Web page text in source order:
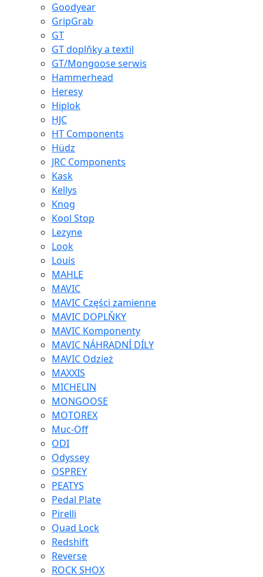
Goodyear
GripGrab
GT
GT doplňky a textil
GT/Mongoose serwis
Hammerhead
Heresy
Hiplok
HJC
HT Components
Hüdz
JRC Components
Kask
Kellys
Knog
Kool Stop
Lezyne
Look
Louis
MAHLE
MAVIC
MAVIC Części zamienne
MAVIC DOPLŇKY
MAVIC Komponenty
MAVIC NÁHRADNÍ DÍLY
MAVIC Odzież
MAXXIS
MICHELIN
MONGOOSE
MOTOREX
Muc-Off
ODI
Odyssey
OSPREY
PEATYS
Pedal Plate
Pirelli
Quad Lock
Redshift
Reverse
ROCK SHOX